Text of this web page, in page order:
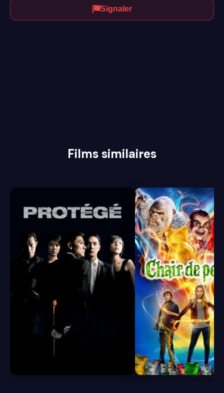
Signaler
Films similaires
6.1